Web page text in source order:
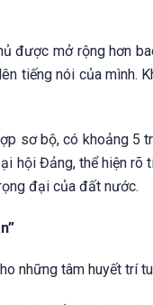
được mở rộng hơn
tiếng nói của mình.
sơ bộ, có khoảng
hội Đảng, thể hiện rõ
đại của đất nước.
những tâm huyết trí